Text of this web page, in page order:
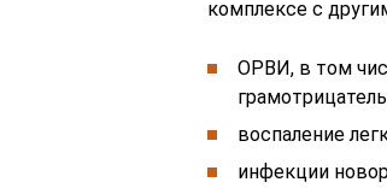
комплексе с
ОРВИ, в том
воспаление
инфекции